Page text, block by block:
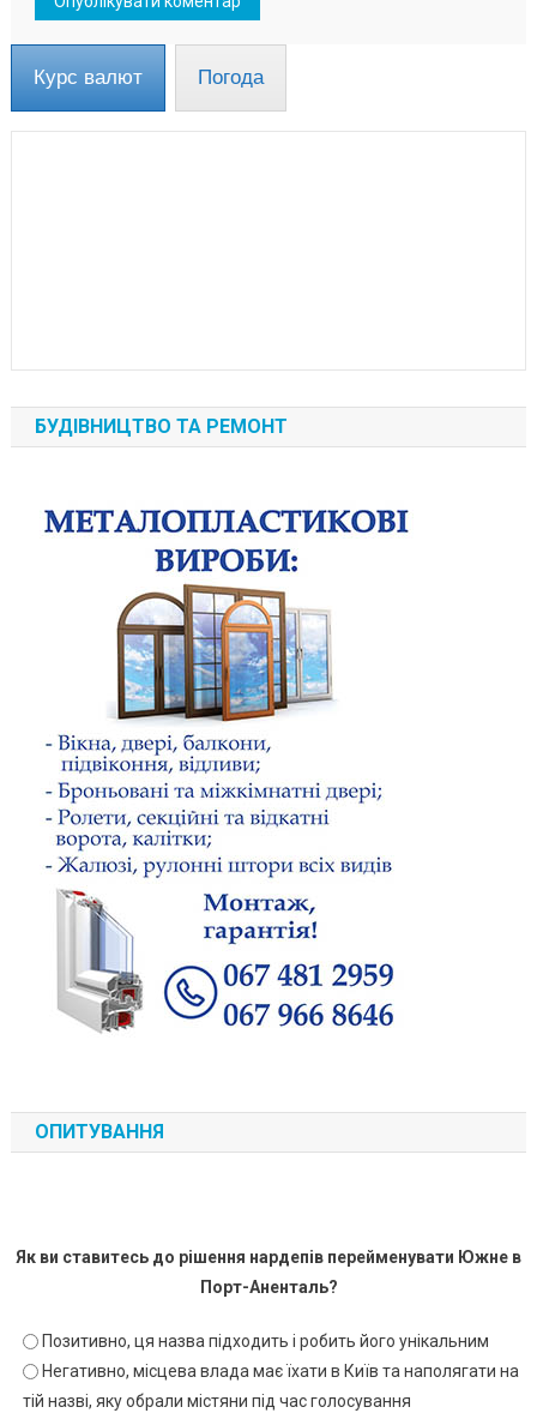
Курс валют Погода
БУДІВНИЦТВО ТА РЕМОНТ
ОПИТУВАННЯ
Як ви ставитесь до рішення нардепів перейменувати Южне в
Порт-Аненталь?
Позитивно, ця назва підходить і робить його унікальним
Негативно, місцева влада має їхати в Київ та наполягати на
тій назві, яку обрали містяни під час голосування